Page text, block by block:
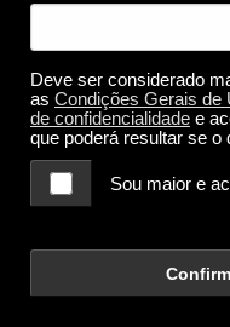
Deve ser considerado
as Condições Gerais de
de confidencialidade e
que poderá resultar se o
Sou maior e